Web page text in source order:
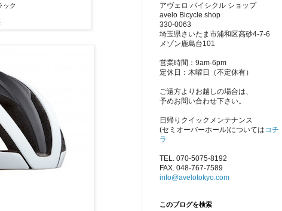
ック
アヴェロ バイシクル ショップ
avelo Bicycle shop
330-0063
埼玉県さいたま市浦和区高砂4-7-6
メゾン鹿島台101
営業時間：9am-6pm
定休日：木曜日（不定休有）
ご遠方よりお越しの場合は、
予めお問い合わせ下さい。
日帰りクイックメンテナンス
(セミオーバーホール)については コチ
ラ
TEL. 070-5075-8192
FAX. 048-767-7589
info@avelotokyo.com
このブログを検索